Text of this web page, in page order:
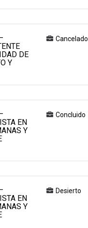
DE
Y
Cancelado
EN
Y
Concluido
EN
Y
Desierto